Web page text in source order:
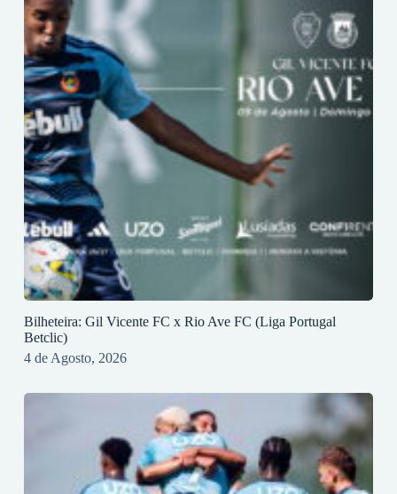
Bilheteira: Gil Vicente FC x Rio Ave FC (Liga Portugal
Betclic)
4 de Agosto, 2026